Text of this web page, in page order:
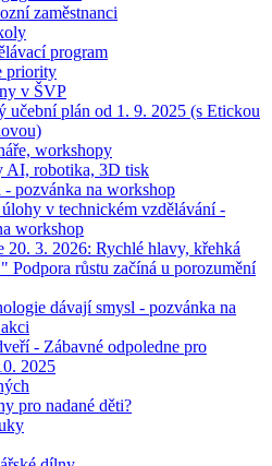
zaměstnanci
program
priority
v ŠVP
učební plán od 1. 9. 2025 (s Etickou
workshopy
AI, robotika, 3D tisk
pozvánka na workshop
v technickém vzdělávání -
workshop
20. 3. 2026: Rychlé hlavy, křehká
Podpora růstu začíná u porozumění
dávají smysl - pozvánka na
- Zábavné odpoledne pro
2025
pro nadané děti?